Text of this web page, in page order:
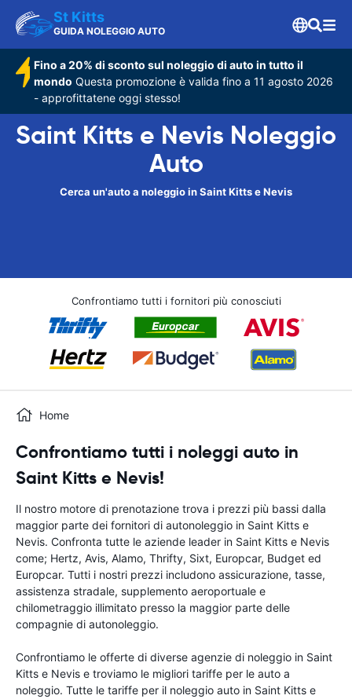
St Kitts
GUIDA NOLEGGIO AUTO
Fino a 20% di sconto sul noleggio di auto in tutto il
mondo Questa promozione è valida fino a 11 agosto 2026
- approfittatene oggi stesso!
Saint Kitts e Nevis Noleggio
Auto
Cerca un'auto a noleggio in Saint Kitts e Nevis
Confrontiamo tutti i fornitori più conosciuti
Home
Confrontiamo tutti i noleggi auto in
Saint Kitts e Nevis!
Il nostro motore di prenotazione trova i prezzi più bassi dalla
maggior parte dei fornitori di autonoleggio in Saint Kitts e
Nevis. Confronta tutte le aziende leader in Saint Kitts e Nevis
come; Hertz, Avis, Alamo, Thrifty, Sixt, Europcar, Budget ed
Europcar. Tutti i nostri prezzi includono assicurazione, tasse,
assistenza stradale, supplemento aeroportuale e
chilometraggio illimitato presso la maggior parte delle
compagnie di autonoleggio.
Confrontiamo le offerte di diverse agenzie di noleggio in Saint
Kitts e Nevis e troviamo le migliori tariffe per le auto a
noleggio. Tutte le tariffe per il noleggio auto in Saint Kitts e